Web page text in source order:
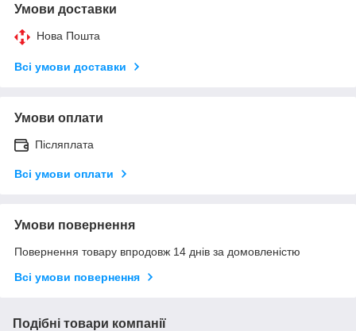
Умови доставки
Нова Пошта
Всі умови доставки
Умови оплати
Післяплата
Всі умови оплати
Умови повернення
Повернення товару впродовж 14 днів за домовленістю
Всі умови повернення
Подібні товари компанії